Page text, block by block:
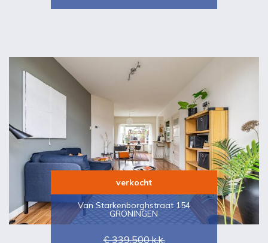
verkocht
Van Starkenborghstraat 154
GRONINGEN
€ 339.500k.k.